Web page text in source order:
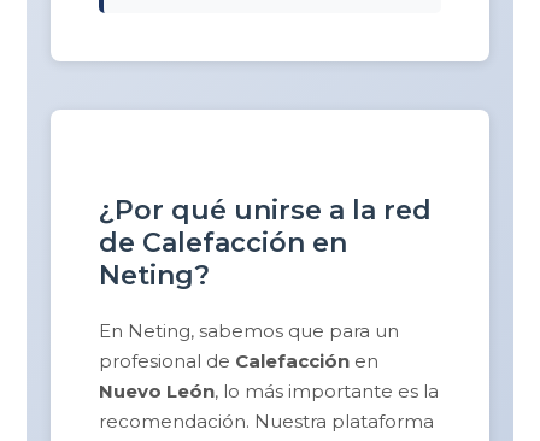
¿Por qué unirse a la red
de Calefacción en
Neting?
En Neting, sabemos que para un
profesional de Calefacción en
Nuevo León, lo más importante es la
recomendación. Nuestra plataforma